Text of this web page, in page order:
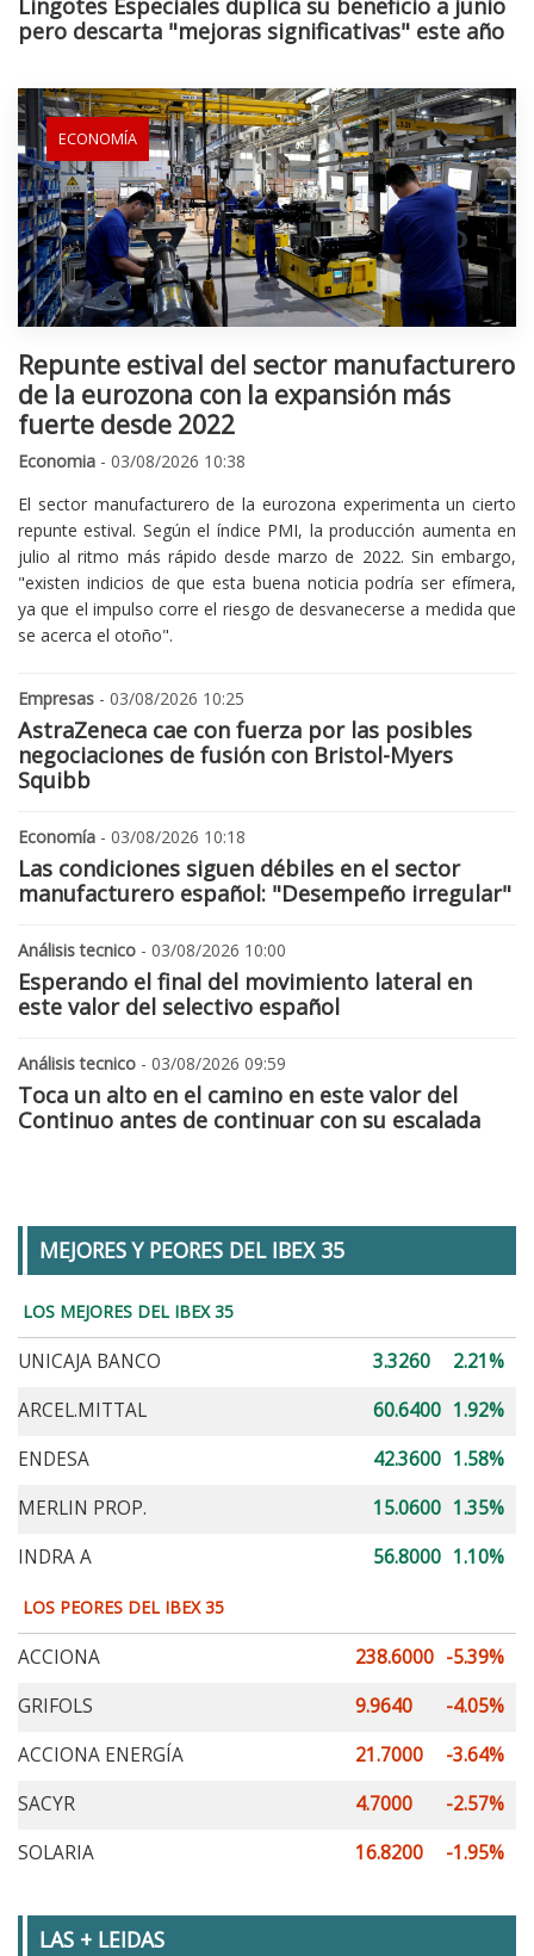
Lingotes Especiales duplica su beneficio a junio
pero descarta "mejoras significativas" este año
ECONOMÍA
Repunte estival del sector manufacturero
de la eurozona con la expansión más
fuerte desde 2022
Economia - 03/08/2026 10:38
El sector manufacturero de la eurozona experimenta un cierto
repunte estival. Según el índice PMI, la producción aumenta en
julio al ritmo más rápido desde marzo de 2022. Sin embargo,
"existen indicios de que esta buena noticia podría ser efímera,
ya que el impulso corre el riesgo de desvanecerse a medida que
se acerca el otoño".
Empresas - 03/08/2026 10:25
AstraZeneca cae con fuerza por las posibles
negociaciones de fusión con Bristol-Myers
Squibb
Economía - 03/08/2026 10:18
Las condiciones siguen débiles en el sector
manufacturero español: "Desempeño irregular"
Análisis tecnico - 03/08/2026 10:00
Esperando el final del movimiento lateral en
este valor del selectivo español
Análisis tecnico - 03/08/2026 09:59
Toca un alto en el camino en este valor del
Continuo antes de continuar con su escalada
MEJORES Y PEORES DEL IBEX 35
LOS MEJORES DEL IBEX 35
UNICAJA BANCO 3.3260
2.21%
ARCEL.MITTAL
60.6400 1.92%
ENDESA
42.3600 1.58%
MERLIN PROP.
15.0600 1.35%
INDRA A
56.8000 1.10%
LOS PEORES DEL IBEX 35
ACCIONA 238.6000 -5.39%
GRIFOLS
9.9640
-4.05%
ACCIONA ENERGÍA
21.7000
-3.64%
SACYR
4.7000
-2.57%
SOLARIA
16.8200 -1.95%
LAS + LEIDAS